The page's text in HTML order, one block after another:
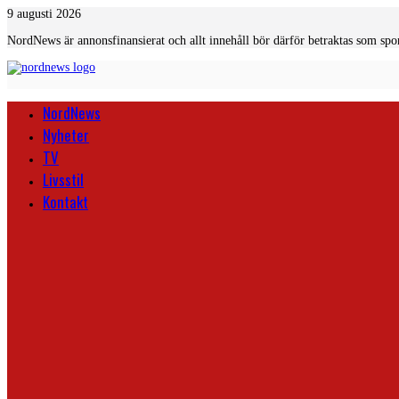
Skip
content
9 augusti 2026
NordNews är annonsfinansierat och allt innehåll bör därför betraktas som
NordNews
Nyheter
TV
Livsstil
Kontakt